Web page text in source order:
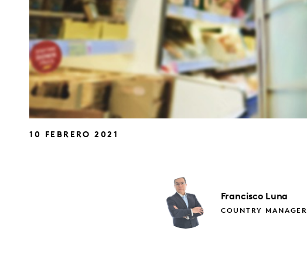
10 FEBRERO 2021
Francisco Luna
COUNTRY MANAGER